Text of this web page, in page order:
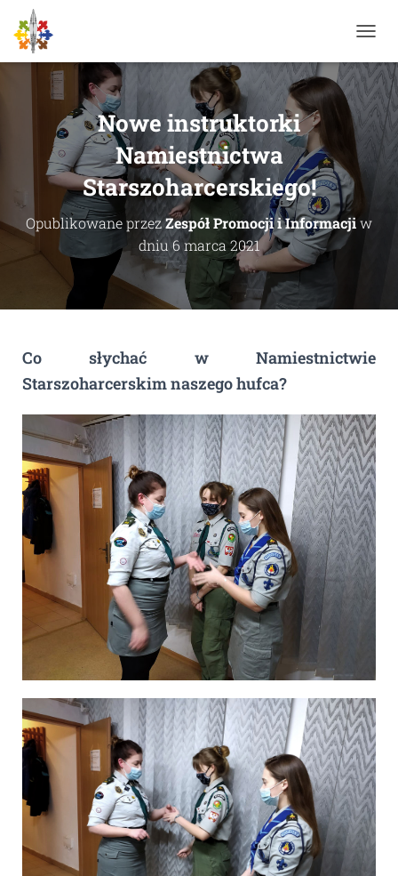
R
Z
E
I
Nowe instruktorki
Namiestnictwa
Starszoharcerskiego!
Opublikowane przezZespół Promocji i Informacjiw
dniu6 marca 2021
Co słychać w Namiestnictwie
Starszoharcerskim naszego hufca?